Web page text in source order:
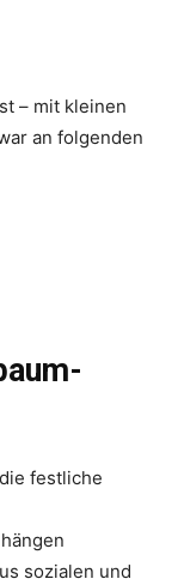
– mit kleinen
an folgenden
festliche
sozialen und